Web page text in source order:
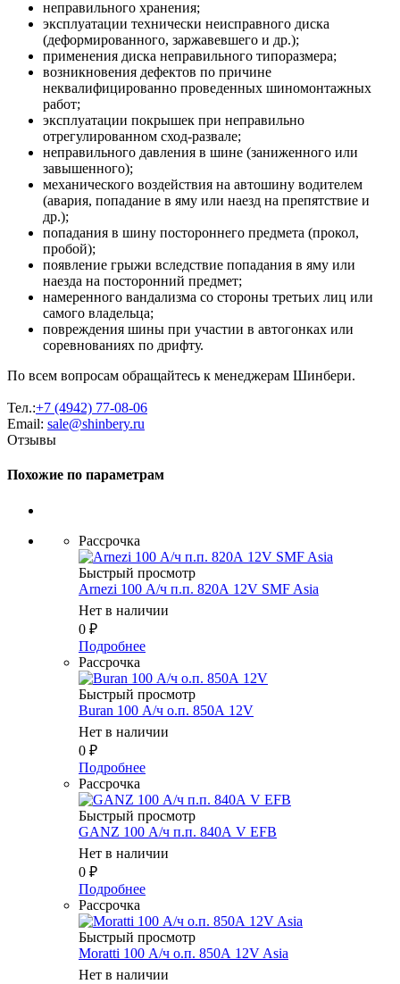
неправильного хранения;
эксплуатации технически неисправного диска
(деформированного, заржавевшего и др.);
применения диска неправильного типоразмера;
возникновения дефектов по причине
неквалифицированно проведенных шиномонтажных
работ;
эксплуатации покрышек при неправильно
отрегулированном сход-развале;
неправильного давления в шине (заниженного или
завышенного);
механического воздействия на автошину водителем
(авария, попадание в яму или наезд на препятствие и
др.);
попадания в шину постороннего предмета (прокол,
пробой);
появление грыжи вследствие попадания в яму или
наезда на посторонний предмет;
намеренного вандализма со стороны третьих лиц или
самого владельца;
повреждения шины при участии в автогонках или
соревнованиях по дрифту.
По всем вопросам обращайтесь к менеджерам Шинбери.
Тел.:+7 (4942) 77-08-06
Email: sale@shinbery.ru
Отзывы
Похожие по параметрам
Рассрочка
Быстрый просмотр
Arnezi 100 А/ч п.п. 820А 12V SMF Asia
Нет в наличии
0 ₽
Подробнее
Рассрочка
Быстрый просмотр
Buran 100 А/ч о.п. 850А 12V
Нет в наличии
0 ₽
Подробнее
Рассрочка
Быстрый просмотр
GANZ 100 А/ч п.п. 840А V EFB
Нет в наличии
0 ₽
Подробнее
Рассрочка
Быстрый просмотр
Moratti 100 А/ч о.п. 850А 12V Asia
Нет в наличии